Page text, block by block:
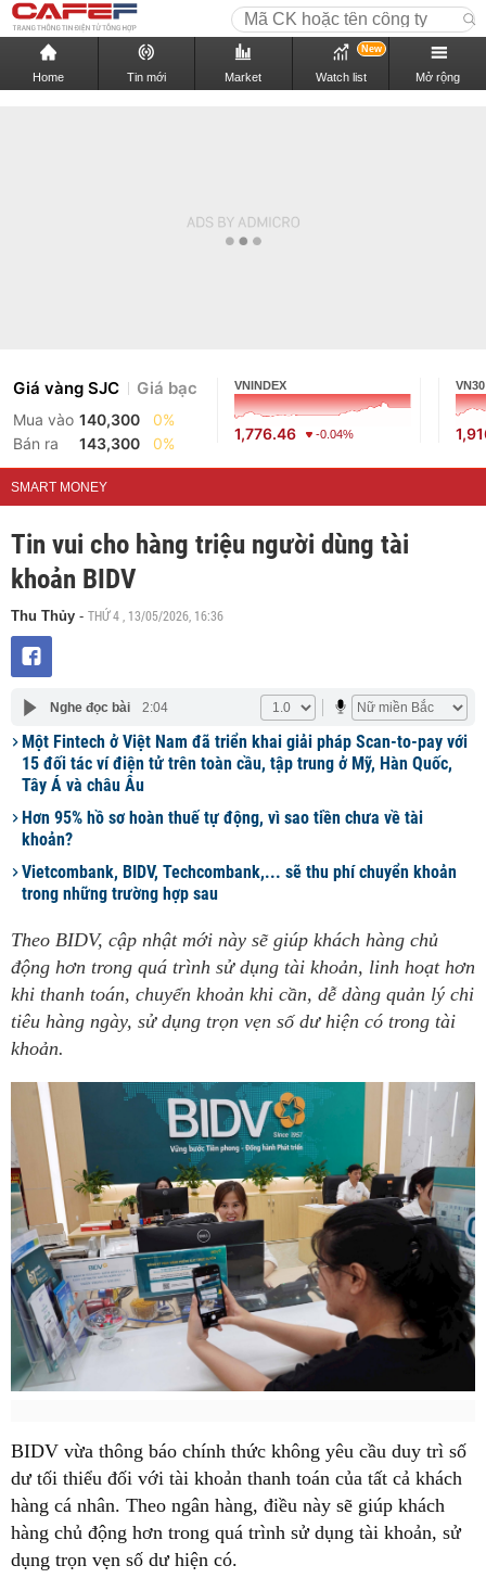
Home Tin mới Market Watch list
New
Mở rộng
Giá vàng SJC Giá bạc
Mua vào 140,300
0%
Bán ra
143,300 0%
VNINDEX
1,776.46 -0.04%
VN30
SMART MONEY
Tin vui cho hàng triệu người dùng tài
khoản BIDV
Thu Thủy - THỨ 4 , 13/05/2026, 16:36
Nghe đọc bài 2:04
Một Fintech ở Việt Nam đã triển khai giải pháp Scan-to-pay với
15 đối tác ví điện tử trên toàn cầu, tập trung ở Mỹ, Hàn Quốc,
Tây Á và châu Âu
Hơn 95% hồ sơ hoàn thuế tự động, vì sao tiền chưa về tài
khoản?
Vietcombank, BIDV, Techcombank,... sẽ thu phí chuyển khoản
trong những trường hợp sau
Theo BIDV, cập nhật mới này sẽ giúp khách hàng chủ
động hơn trong quá trình sử dụng tài khoản, linh hoạt hơn
khi thanh toán, chuyển khoản khi cần, dễ dàng quản lý chi
tiêu hàng ngày, sử dụng trọn vẹn số dư hiện có trong tài
khoản.
BIDV vừa thông báo chính thức không yêu cầu duy trì số
dư tối thiểu đối với tài khoản thanh toán của tất cả khách
hàng cá nhân. Theo ngân hàng, điều này sẽ giúp khách
hàng chủ động hơn trong quá trình sử dụng tài khoản, sử
dụng trọn vẹn số dư hiện có.